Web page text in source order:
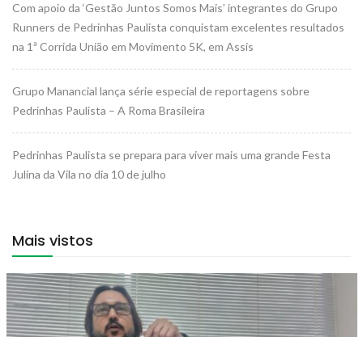
Com apoio da ‘Gestão Juntos Somos Mais’ integrantes do Grupo
Runners de Pedrinhas Paulista conquistam excelentes resultados
na 1ª Corrida União em Movimento 5K, em Assis
Grupo Manancial lança série especial de reportagens sobre
Pedrinhas Paulista – A Roma Brasileira
Pedrinhas Paulista se prepara para viver mais uma grande Festa
Julina da Vila no dia 10 de julho
Mais vistos